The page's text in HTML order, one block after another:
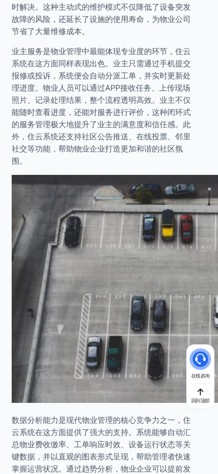
时解决。这种主动式的维护模式不仅降低了设备突发
故障的风险，还延长了设施的使用寿命，为物业公司
节省了大量维修成本。
业主服务是物业管理中最能体现专业度的环节，住云
系统在这方面同样表现出色。业主只需通过手机提交
报修或投诉，系统便会自动分派工单，并实时更新处
理进度。物业人员可以通过APP接收任务、上传现场
照片、记录处理结果，整个流程透明高效。业主不仅
能随时查看进度，还能对服务进行评价，这种闭环式
的服务管理极大地提升了业主的满意度和信任感。此
外，住云系统还支持社区公告推送、在线投票、邻里
社交等功能，帮助物业企业打造更加和谐的社区氛
围。
数据分析能力是现代物业管理的核心竞争力之一，住
云系统在这方面提供了强大的支持。系统能够自动汇
总物业费收缴率、工单响应时效、设备运行状态等关
键数据，并以直观的图表形式呈现，帮助管理者快速
掌握运营状况。通过趋势分析，物业企业可以提前发
在线咨询
回到顶部